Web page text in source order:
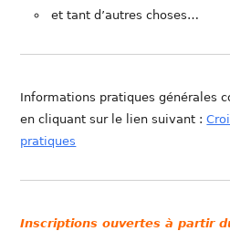
et tant d’autres choses…
Informations pratiques générales
en cliquant sur le lien suivant :
pratiques
Inscriptions ouvertes à partir